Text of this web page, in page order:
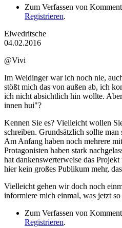
Zum Verfassen von
Registrieren.
Elwedritsche
04.02.2016
@Vivi
Im Weidinger war ich noch nie,
stößt mich das von außen ab, ich
ich nicht absichtlich hin wollte.
innen hui"?
Kennen Sie es? Vielleicht wollen
schreiben. Grundsätzlich sollte man
Am Anfang haben noch mehrere
Protagonisten haben stark
hat dankenswerterweise das
hier kein großes Publikum mehr,
Vielleicht gehen wir doch noch
informiere mich einmal, was jetzt so
Zum Verfassen von
Registrieren.